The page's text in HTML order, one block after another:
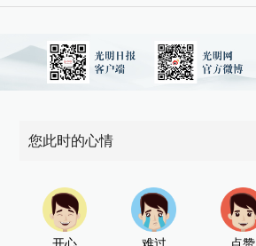
您此时的心情